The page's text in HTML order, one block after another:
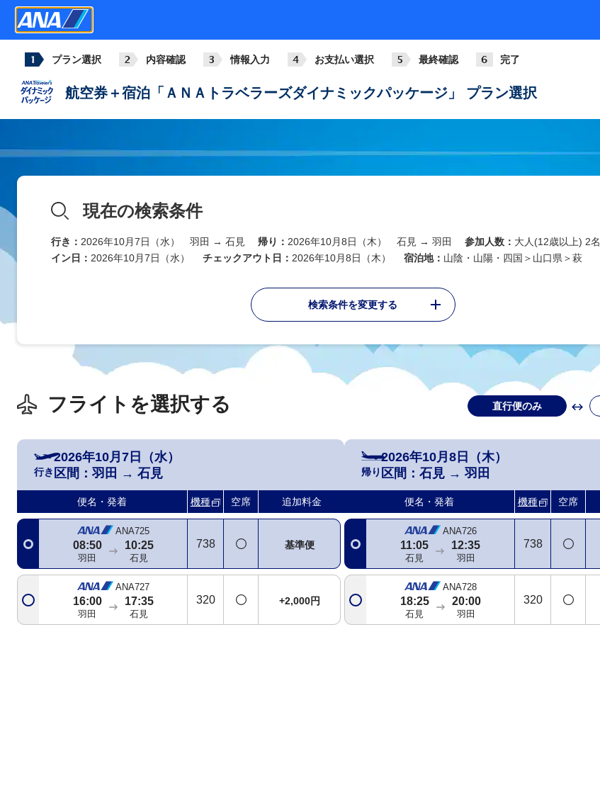
プラン選択 内容確認 情報入力 お支払い選択 最終確認 完了
航空券＋宿泊「ＡＮＡトラベラーズダイナミックパッケージ」 プラン選択
現在の検索条件
行き： 2026年10月7日（水） 羽田 → 石見 帰り： 2026年10月8日（木） 石見 → 羽田 参加人数： 大人(12歳以上) 2名
イン日： 2026年10月7日（水） チェックアウト日： 2026年10月8日（木） 宿泊地： 山陰・山陽・四国＞山口県＞萩
検索条件を変更する
フライトを選択する 直行便のみ
行き
2026年10月7日（水）
区間： 羽田 → 石見
便名・発着 機種 空席 追加料金
ANA725
08:50
羽田
10:25
石見
738 基準便
ANA727
16:00
羽田
17:35
石見
320 +2,000円
帰り
2026年10月8日（木）
区間： 石見 → 羽田
便名・発着 機種 空席
ANA726
11:05
石見
12:35
羽田
738
ANA728
18:25
石見
20:00
羽田
320